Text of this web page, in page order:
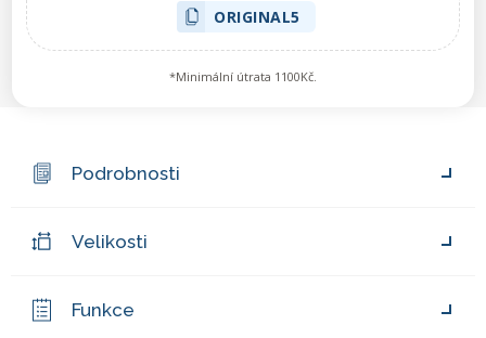
ORIGINAL5
*Minimální útrata 1100Kč.
Podrobnosti
Velikosti
Funkce